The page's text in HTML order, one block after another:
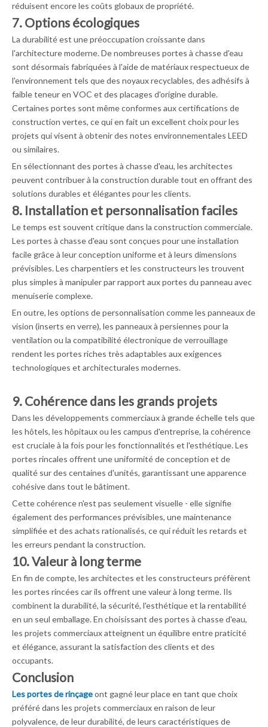
réduisent encore les coûts globaux de propriété.
7. Options écologiques
La durabilité est une préoccupation croissante dans
l'architecture moderne. De nombreuses portes à chasse d'eau
sont désormais fabriquées à l'aide de matériaux respectueux de
l'environnement tels que des noyaux recyclables, des adhésifs à
faible teneur en VOC et des placages d'origine durable.
Certaines portes sont même conformes aux certifications de
construction vertes, ce qui en fait un excellent choix pour les
projets qui visent à obtenir des notes environnementales LEED
ou similaires.
En sélectionnant des portes à chasse d'eau, les architectes
peuvent contribuer à la construction durable tout en offrant des
solutions durables et élégantes pour les clients.
8. Installation et personnalisation faciles
Le temps est souvent critique dans la construction commerciale.
Les portes à chasse d'eau sont conçues pour une installation
facile grâce à leur conception uniforme et à leurs dimensions
prévisibles. Les charpentiers et les constructeurs les trouvent
plus simples à manipuler par rapport aux portes du panneau avec
menuiserie complexe.
En outre, les options de personnalisation comme les panneaux de
vision (inserts en verre), les panneaux à persiennes pour la
ventilation ou la compatibilité électronique de verrouillage
rendent les portes riches très adaptables aux exigences
technologiques et architecturales modernes.
9. Cohérence dans les grands projets
Dans les développements commerciaux à grande échelle tels que
les hôtels, les hôpitaux ou les campus d'entreprise, la cohérence
est cruciale à la fois pour les fonctionnalités et l'esthétique. Les
portes rincales offrent une uniformité de conception et de
qualité sur des centaines d'unités, garantissant une apparence
cohésive dans tout le bâtiment.
Cette cohérence n'est pas seulement visuelle - elle signifie
également des performances prévisibles, une maintenance
simplifiée et des achats rationalisés, ce qui réduit les retards et
les erreurs pendant la construction.
10. Valeur à long terme
En fin de compte, les architectes et les constructeurs préfèrent
les portes rincées car ils offrent une valeur à long terme. Ils
combinent la durabilité, la sécurité, l'esthétique et la rentabilité
en un seul emballage. En choisissant des portes à chasse d'eau,
les projets commerciaux atteignent un équilibre entre praticité
et élégance, assurant la satisfaction des clients et des
occupants.
Conclusion
Les portes de rinçageont gagné leur place en tant que choix
préféré dans les projets commerciaux en raison de leur
polyvalence, de leur durabilité, de leurs caractéristiques de